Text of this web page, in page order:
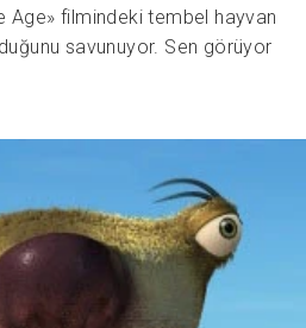
Age» filmindeki tembel hayvan
savunuyor. Sen görüyor